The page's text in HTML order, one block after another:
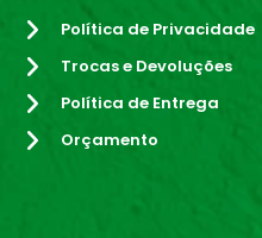
Política de Privacidade
Trocas e Devoluções
Política de Entrega
Orçamento